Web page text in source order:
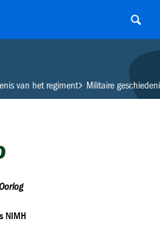
van het regiment Militaire
NIMH